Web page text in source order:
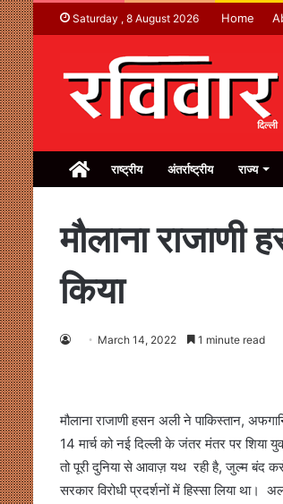
Saturday , 8 August 2026 Home
Homeराष्ट्रीय अंतर्राष्ट्रीय राज्य
मौलाना
किया
March 14, 2022 1 minute read
मौलाना राजाणी हसन अली ने पाकिस्तान,
14 मार्च को नई दिल्ली के जंतर मंतर पर
तो पूरी दुनिया से आवाज़ यथ रही है, जुल्म बंद
सरकार विरोधी प्रदर्शनों में हिस्सा लिया